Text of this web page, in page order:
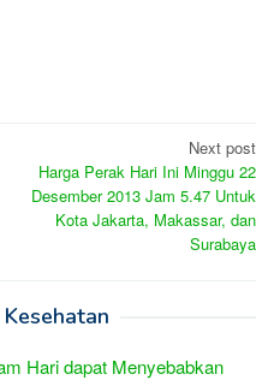
Next post
Harga Perak Hari Ini Minggu 22
Desember 2013 Jam 5.47 Untuk
Kota Jakarta, Makassar, dan
Surabaya
Hari dapat Menyebabkan